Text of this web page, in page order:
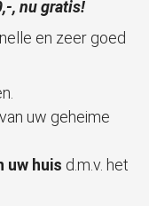
, nu gratis!
en zeer goed
uw geheime
uw huis d.m.v. het